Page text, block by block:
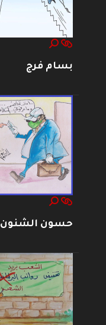
بسام فرج
حسون الشنون